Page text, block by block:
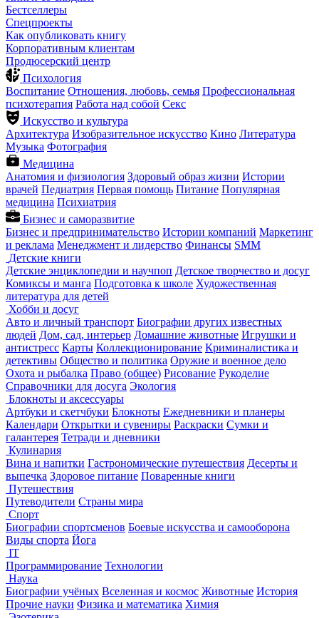
Бестселлеры
Спецпроекты
Как опубликовать книгу
Корпоративным клиентам
Продюсерский центр
Психология
Воспитание Отношения, любовь, семья Профессиональная
психотерапия Работа над собой Секс
Искусство и культура
Архитектура Изобразительное искусство Кино Литература
Музыка Фотография
Медицина
Анатомия и физиология Здоровый образ жизни Истории
врачей Педиатрия Первая помощь Питание Популярная
медицина Психиатрия
Бизнес и саморазвитие
Бизнес и предпринимательство Истории компаний Маркетинг
и реклама Менеджмент и лидерство Финансы SMM
Детские книги
Детские энциклопедии и научпоп Детское творчество и досуг
Комиксы и манга Подготовка к школе Художественная
литература для детей
Хобби и досуг
Авто и личный транспорт Биографии других известных
людей Дом, сад, интерьер Домашние животные Игрушки и
антистресс Карты Коллекционирование Криминалистика и
детективы Общество и политика Оружие и военное дело
Охота и рыбалка Право (общее) Рисование Рукоделие
Справочники для досуга Экология
Блокноты и аксессуары
Артбуки и скетчбуки Блокноты Ежедневники и планеры
Календари Открытки и сувениры Раскраски Сумки и
галантерея Тетради и дневники
Кулинария
Вина и напитки Гастрономические путешествия Десерты и
выпечка Здоровое питание Поваренные книги
Путешествия
Путеводители Страны мира
Спорт
Биографии спортсменов Боевые искусства и самооборона
Виды спорта Йога
IT
Программирование Технологии
Наука
Биографии учёных Вселенная и космос Животные История
Прочие науки Физика и математика Химия